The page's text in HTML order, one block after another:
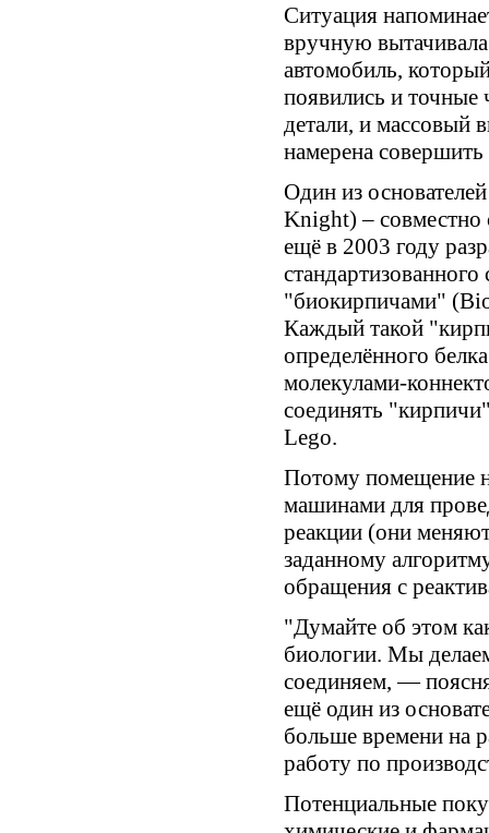
Ситуация
вручную
автомобиль,
появились и точные
детали, и массовый
намерена
Один из
Knight) – совместно
ещё в 2003 году
"биокирпичами"
Каждый такой
определённого
молекулами-
соединять
Lego.
Потому помещение
машинами для
реакции (они
заданному
обращения с
"Думайте об этом
биологии. Мы
соединяем, —
ещё один из
больше времени на
работу по
Потенциальные